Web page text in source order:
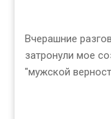
Вчерашние
затронули мое
"мужской